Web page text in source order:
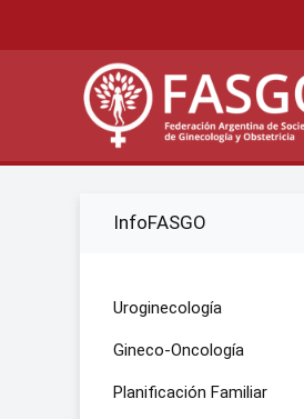
InfoFASGO
Uroginecología
Gineco-Oncología
Planificación Familiar